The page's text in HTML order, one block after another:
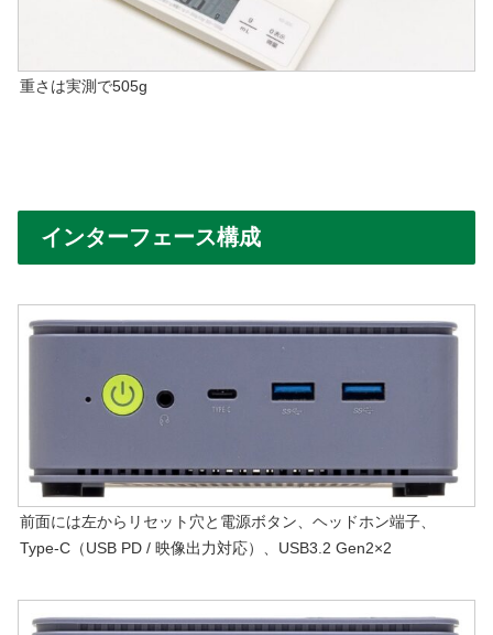
重さは実測で505g
インターフェース構成
前面には左からリセット穴と電源ボタン、ヘッドホン端子、
Type-C（USB PD / 映像出力対応）、USB3.2 Gen2×2